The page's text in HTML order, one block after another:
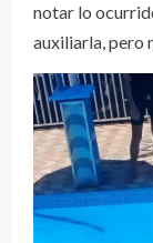
notar lo
auxiliarla, pero